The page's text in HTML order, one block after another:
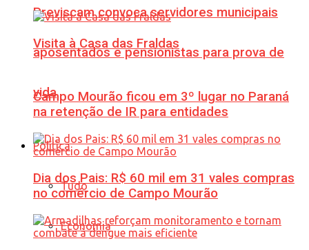
Previscam convoca servidores municipais
aposentados e pensionistas para prova de
vida
Política
Tudo
Economia
Visita à Casa das Fraldas
Campo Mourão ficou em 3º lugar no Paraná
na retenção de IR para entidades
Dia dos Pais: R$ 60 mil em 31 vales compras
no comércio de Campo Mourão